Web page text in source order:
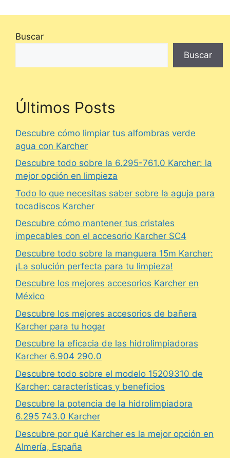
Buscar
Buscar
Últimos Posts
Descubre cómo limpiar tus alfombras verde
agua con Karcher
Descubre todo sobre la 6.295-761.0 Karcher: la
mejor opción en limpieza
Todo lo que necesitas saber sobre la aguja para
tocadiscos Karcher
Descubre cómo mantener tus cristales
impecables con el accesorio Karcher SC4
Descubre todo sobre la manguera 15m Karcher:
¡La solución perfecta para tu limpieza!
Descubre los mejores accesorios Karcher en
México
Descubre los mejores accesorios de bañera
Karcher para tu hogar
Descubre la eficacia de las hidrolimpiadoras
Karcher 6.904 290.0
Descubre todo sobre el modelo 15209310 de
Karcher: características y beneficios
Descubre la potencia de la hidrolimpiadora
6.295 743.0 Karcher
Descubre por qué Karcher es la mejor opción en
Almería, España